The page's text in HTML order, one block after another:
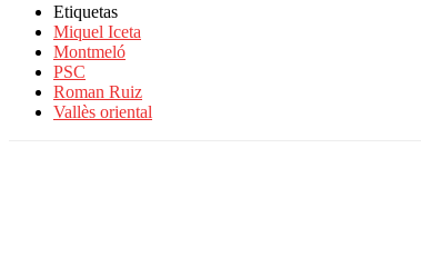
Etiquetas
Miquel Iceta
Montmeló
PSC
Roman Ruiz
Vallès oriental